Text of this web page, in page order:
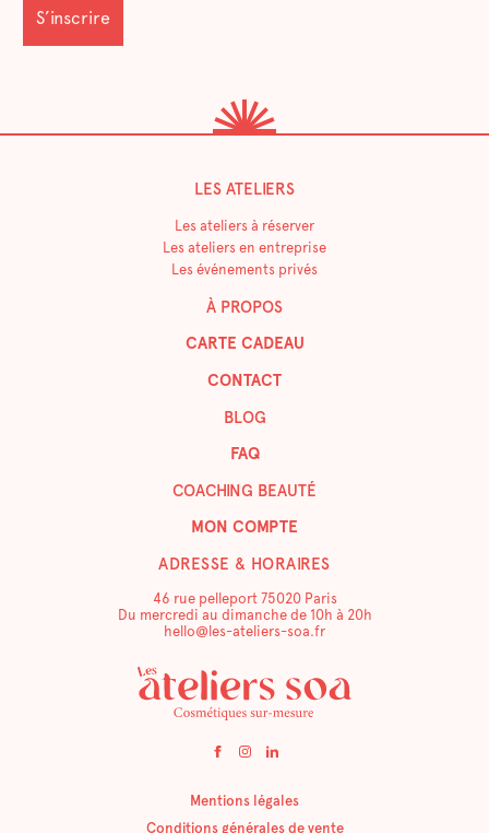
LES ATELIERS
Les ateliers à réserver
Les ateliers en entreprise
Les événements privés
À PROPOS
CARTE CADEAU
CONTACT
BLOG
FAQ
COACHING BEAUTÉ
MON COMPTE
ADRESSE & HORAIRES
46 rue pelleport 75020 Paris
Du mercredi au dimanche de 10h à 20h
hello@les-ateliers-soa.fr
Mentions légales
Conditions générales de vente